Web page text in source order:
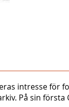
intresse
På sin första